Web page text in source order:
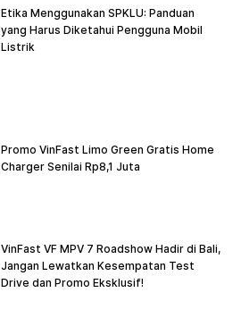
Etika Menggunakan SPKLU: Panduan
yang Harus Diketahui Pengguna Mobil
Listrik
Promo VinFast Limo Green Gratis Home
Charger Senilai Rp8,1 Juta
VinFast VF MPV 7 Roadshow Hadir di Bali,
Jangan Lewatkan Kesempatan Test
Drive dan Promo Eksklusif!